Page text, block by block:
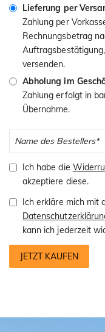
Lieferung per
Zahlung per
Rechnungsbetrag
versenden.
Abholung im
Zahlung erfolgt in
Übernahme.
Ich habe die
akzeptiere diese.
Ich erkläre mich mit
kann ich jederzeit
JETZT KAUFEN